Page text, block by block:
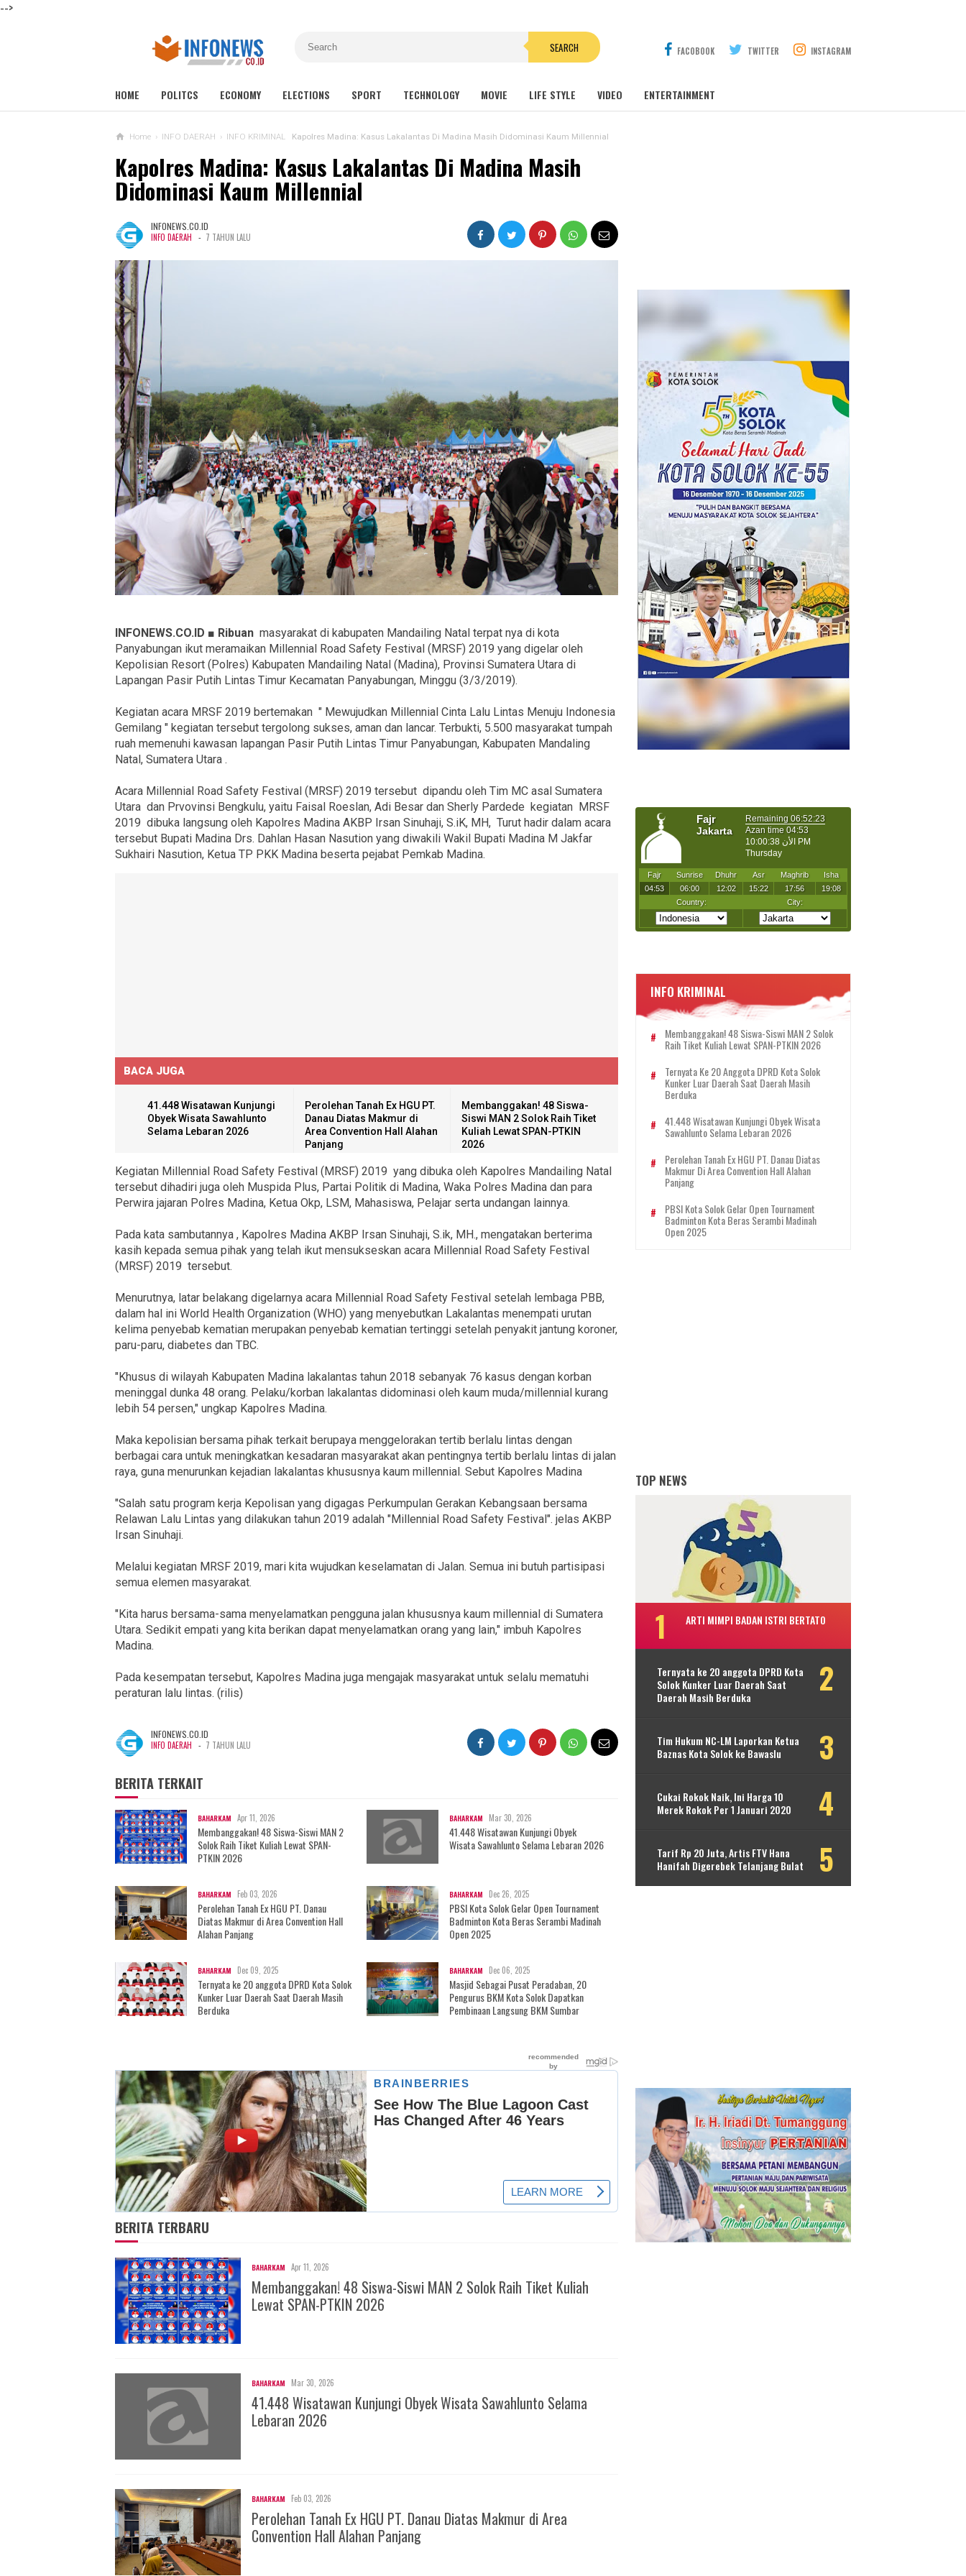
-->
SEARCH FACOBOOK TWITTER INSTAGRAM
HOME POLITCS ECONOMY ELECTIONS SPORT TECHNOLOGY MOVIE LIFE STYLE VIDEO ENTERTAINMENT
Home › INFO DAERAH › INFO KRIMINAL Kapolres Madina: Kasus Lakalantas Di Madina Masih Didominasi Kaum Millennial
Kapolres Madina: Kasus Lakalantas Di Madina Masih
Didominasi Kaum Millennial
INFONEWS.CO.ID
INFO DAERAH - 7 TAHUN LALU
INFONEWS.CO.ID ■ Ribuan masyarakat di kabupaten Mandailing Natal terpat nya di kota
Panyabungan ikut meramaikan Millennial Road Safety Festival (MRSF) 2019 yang digelar‎ oleh
Kepolisian Resort (Polres) Kabupaten Mandailing Natal (Madina), Provinsi Sumatera Utara di
Lapangan Pasir Putih Lintas Timur Kecamatan Panyabungan, Minggu (3/3/2019).
Kegiatan acara MRSF 2019 bertemakan " Mewujudkan Millennial Cinta Lalu Lintas Menuju Indonesia
Gemilang " kegiatan tersebut tergolong sukses, aman dan lancar. Terbukti, 5.500 masyarakat tumpah
ruah memenuhi kawasan lapangan Pasir Putih Lintas Timur Panyabungan, Kabupaten Mandaling
Natal, Sumatera Utara .
Acara Millennial Road Safety Festival (MRSF) 2019 tersebut dipandu oleh Tim MC asal Sumatera
Utara dan Prvovinsi Bengkulu, yaitu Faisal Roeslan, Adi Besar dan Sherly Pardede kegiatan MRSF
2019 dibuka langsung oleh Kapolres Madina AKBP Irsan Sinuhaji, S.iK, MH, Turut hadir dalam acara
tersebut Bupati Madina Drs. Dahlan Hasan Nasution yang diwakili Wakil Bupati Madina M Jakfar
Sukhairi Nasution, Ketua TP PKK Madina beserta pejabat Pemkab Madina.
BACA JUGA
41.448 Wisatawan Kunjungi
Obyek Wisata Sawahlunto
Selama Lebaran 2026
Perolehan Tanah Ex HGU PT.
Danau Diatas Makmur di
Area Convention Hall Alahan
Panjang
Membanggakan! 48 Siswa-
Siswi MAN 2 Solok Raih Tiket
Kuliah Lewat SPAN-PTKIN
2026
Kegiatan Millennial Road Safety Festival (MRSF) 2019 yang dibuka oleh Kapolres Mandailing Natal
tersebut dihadiri juga oleh Muspida Plus, Partai Politik di Madina, Waka Polres Madina dan para
Perwira jajaran Polres Madina, Ketua Okp, LSM, Mahasiswa, Pelajar serta undangan lainnya.
Pada kata sambutannya , Kapolres Madina AKBP Irsan Sinuhaji, S.ik, MH., mengatakan berterima
kasih kepada semua pihak yang telah ikut mensukseskan acara Millennial Road Safety Festival
(MRSF) 2019 tersebut.
Menurutnya, latar belakang digelarnya acara Millennial Road Safety Festival setelah lembaga PBB,
dalam hal ini World Health Organization‎ (WHO) yang menyebutkan Lakalantas menempati urutan
kelima penyebab kematian merupakan penyebab kematian tertinggi setelah penyakit jantung koroner,
paru-paru, diabetes dan TBC.
"Khusus di wilayah Kabupaten Madina lakalantas tahun 2018 sebanyak 76 kasus dengan korban
meninggal dunka 48 orang. Pelaku/korban lakalantas didominasi oleh kaum muda/millennial kurang
lebih 54 persen," ungkap Kapolres Madina.
Maka kepolisian bersama pihak terkait berupaya menggelorakan tertib berlalu lintas dengan
berbagai cara untuk meningkatkan kesadaran masyarakat akan pentingnya tertib berlalu lintas di jalan
raya, guna menurunkan kejadian lakalantas khususnya kaum millennial. Sebut Kapolres Madina
"Salah satu program kerja Kepolisan yang digagas Perkumpulan Gerakan Kebangsaan bersama
Relawan Lalu Lintas yang dilakukan tahun 2019 adalah "Millennial Road Safety Festival". jelas AKBP
Irsan Sinuhaji.
Melalui kegiatan MRSF 2019, mari kita wujudkan keselamatan di Jalan. Semua ini butuh partisipasi
semua elemen masyarakat.
"Kita harus bersama-sama menyelamatkan pengguna jalan khususnya kaum millennial di Sumatera
Utara. Sedikit empati yang kita berikan dapat menyelamatkan orang yang lain," imbuh Kapolres
Madina.
Pada kesempatan tersebut, Kapolres Madina juga mengajak masyarakat untuk selalu mematuhi
peraturan lalu lintas. (rilis)
INFONEWS.CO.ID
INFO DAERAH - 7 TAHUN LALU
BERITA TERKAIT
BAHARKAM Apr 11, 2026
Membanggakan! 48 Siswa-Siswi MAN 2
Solok Raih Tiket Kuliah Lewat SPAN-
PTKIN 2026
BAHARKAM Mar 30, 2026
41.448 Wisatawan Kunjungi Obyek
Wisata Sawahlunto Selama Lebaran 2026
BAHARKAM Feb 03, 2026
Perolehan Tanah Ex HGU PT. Danau
Diatas Makmur di Area Convention Hall
Alahan Panjang
BAHARKAM Dec 26, 2025
PBSI Kota Solok Gelar Open Tournament
Badminton Kota Beras Serambi Madinah
Open 2025
BAHARKAM Dec 09, 2025
Ternyata ke 20 anggota DPRD Kota Solok
Kunker Luar Daerah Saat Daerah Masih
Berduka
BAHARKAM Dec 06, 2025
Masjid Sebagai Pusat Peradaban, 20
Pengurus BKM Kota Solok Dapatkan
Pembinaan Langsung BKM Sumbar
BERITA TERBARU
BAHARKAM Apr 11, 2026
Membanggakan! 48 Siswa-Siswi MAN 2 Solok Raih Tiket Kuliah
Lewat SPAN-PTKIN 2026
BAHARKAM Mar 30, 2026
41.448 Wisatawan Kunjungi Obyek Wisata Sawahlunto Selama
Lebaran 2026
BAHARKAM Feb 03, 2026
Perolehan Tanah Ex HGU PT. Danau Diatas Makmur di Area
Convention Hall Alahan Panjang
INFO KRIMINAL
Membanggakan! 48 Siswa-Siswi MAN 2 Solok
Raih Tiket Kuliah Lewat SPAN-PTKIN 2026
Ternyata Ke 20 Anggota DPRD Kota Solok
Kunker Luar Daerah Saat Daerah Masih
Berduka
41.448 Wisatawan Kunjungi Obyek Wisata
Sawahlunto Selama Lebaran 2026
Perolehan Tanah Ex HGU PT. Danau Diatas
Makmur Di Area Convention Hall Alahan
Panjang
PBSI Kota Solok Gelar Open Tournament
Badminton Kota Beras Serambi Madinah
Open 2025
TOP NEWS
ARTI MIMPI BADAN ISTRI BERTATO
Ternyata ke 20 anggota DPRD Kota
Solok Kunker Luar Daerah Saat
Daerah Masih Berduka
Tim Hukum NC-LM Laporkan Ketua
Baznas Kota Solok ke Bawaslu
Cukai Rokok Naik, Ini Harga 10
Merek Rokok Per 1 Januari 2020
Tarif Rp 20 Juta, Artis FTV Hana
Hanifah Digerebek Telanjang Bulat